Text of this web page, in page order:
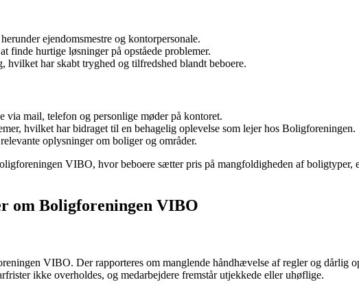
ejendomsmestre og kontorpersonale.
finde hurtige løsninger på opståede problemer.
hvilket har skabt tryghed og tilfredshed blandt beboere.
mail, telefon og personlige møder på kontoret.
hvilket har bidraget til en behagelig oplevelse som lejer hos Boligforeningen.
oplysninger om boliger og områder.
VIBO, hvor beboere sætter pris på mangfoldigheden af
om Boligforeningen VIBO
VIBO. Der rapporteres om manglende håndhævelse af regler og dårlig
ikke overholdes, og medarbejdere fremstår utjekkede eller uhøflige.